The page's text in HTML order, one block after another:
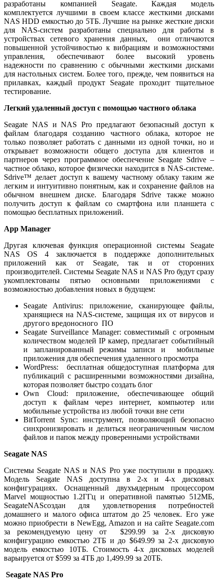
разработаны компанией Seagate. Каждая модель
комплектуется лучшими в своем классе жесткими дисками
NAS HDD емкостью до 5ТБ. Лучшие на рынке жесткие диски
для NAS-систем разработаны специально для работы в
устройствах сетевого хранения данных, они отличаются
повышенной устойчивостью к вибрациям и возможностями
управления, обеспечивают более высокий уровень
надежности по сравнению с обычными жесткими дисками
для настольных систем. Более того, прежде, чем появиться на
прилавках, каждый продукт Seagate проходит тщательное
тестирование.
Легкий удаленный доступ с помощью частного облака
Seagate NAS и NAS Pro предлагают безопасный доступ к
файлам благодаря созданию частного облака, которое не
только позволяет работать с данными из одной точки, но и
открывает возможности общего доступа для клиентов и
партнеров через программное обеспечение Seagate Sdrive –
частное облако, которое физически находится в NAS-системе.
Sdrive™ делает доступ к вашему частному облаку таким же
легким и интуитивно понятным, как и сохранение файлов на
обычном внешнем диске. Благодаря Sdrive также можно
получить доступ к файлам со смартфона или планшета с
помощью бесплатных приложений.
App Manager
Другая ключевая функция операционной системы Seagate
NAS OS 4 заключается в поддержке дополнительных
приложений как от Seagate, так и от сторонних
производителей. Системы Seagate NAS и NAS Pro будут сразу
укомплектованы пятью основными приложениями с
возможностью добавления новых в будущем:
Seagate Antivirus: приложение, сканирующее файлы,
хранящиеся на NAS-системе, защищая их от вирусов и
другого вредоносного ПО
Seagate Surveillance Manager: совместимый с огромным
количеством моделей IP камер, предлагает событийный
и запланированный режимы записи и мобильные
приложения для обеспечения удаленного просмотра
WordPress: бесплатная общедоступная платформа для
публикаций с расширенными возможностями дизайна,
которая позволяет быстро создать блог
Own Cloud: приложение, обеспечивающее общий
доступ к файлам через интернет, компьютер или
мобильные устройства из любой точки вне сети
BitTorrent Sync: инструмент, позволяющий безопасно
синхронизировать и делиться неограниченным числом
файлов и папок между проверенными устройствами
Seagate NAS
Системы Seagate NAS и NAS Pro уже поступили в продажу.
Модель Seagate NAS доступна в 2-х и 4-х дисковых
конфигурациях. Оснащенный двухъядерным процессором
Marvel мощностью 1.2ГГц и оперативной памятью 512МБ,
SeagateNASсоздан для удовлетворения потребностей
домашнего и малого офиса штатом до 25 человек. Его уже
можно приобрести в NewEgg, Amazon и на сайте Seagate.com
за рекомендуемую цену от $299.99 за 2-х дисковую
конфигурацию емкостью 2ТБ и до $649.99 за 2-х дисковую
модель емкостью 10ТБ. Стоимость 4-х дисковых моделей
варьируется от $599 за 4ТБ до 1,499.99 за 20ТБ.
Seagate NAS Pro